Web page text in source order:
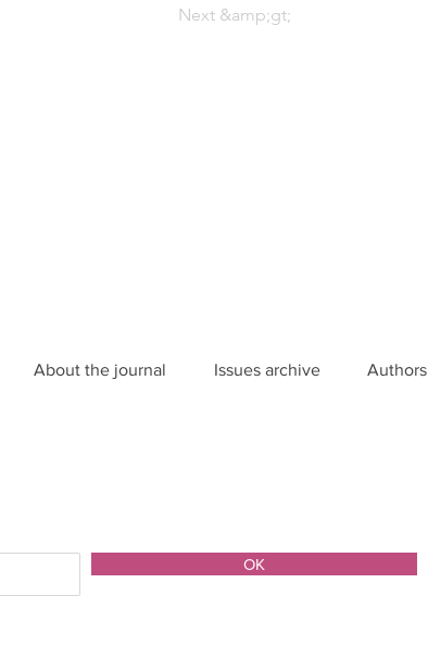
Next &amp;gt;
About the journal Issues archive
Authors
ОК